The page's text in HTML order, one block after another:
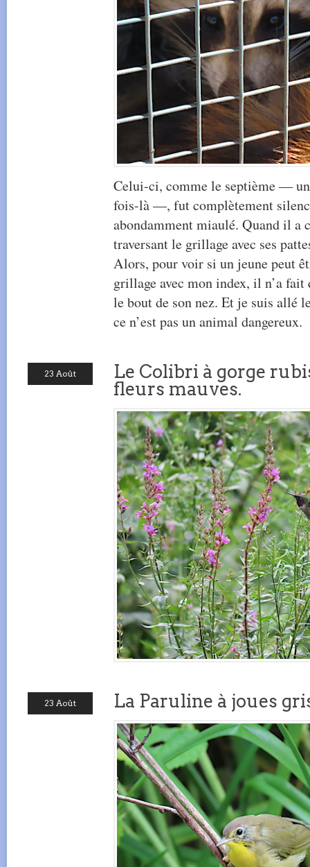
Celui-ci, comme le septième —
fois-là —, fut complètement
abondamment miaulé. Quand il a
traversant le grillage avec ses
Alors, pour voir si un jeune peut
grillage avec mon index, il n’a
le bout de son nez. Et je suis allé
ce n’est pas un animal dangereux.
23 Août
Le Colibri à gorge
fleurs mauves.
23 Août La Paruline à joues